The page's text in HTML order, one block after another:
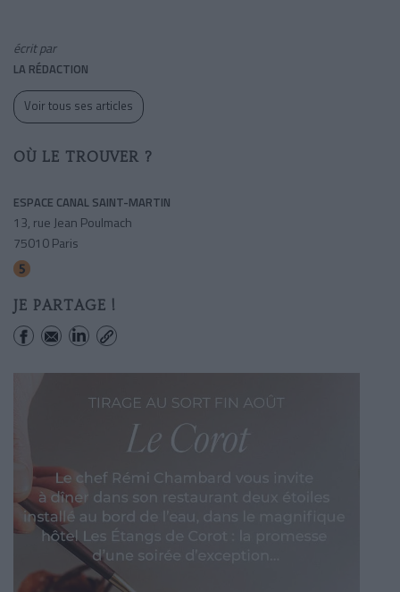
écrit par
LA RÉDACTION
Voir tous ses articles
OÙ LE TROUVER ?
ESPACE CANAL SAINT-MARTIN
13, rue Jean Poulmach
75010 Paris
JE PARTAGE !